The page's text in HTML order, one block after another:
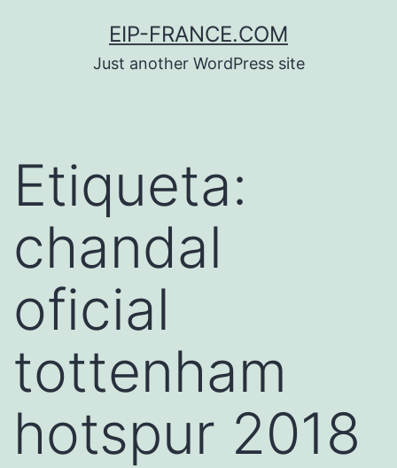
EIP-FRANCE.COM
Just another WordPress site
Etiqueta:
chandal
oficial
tottenham
hotspur 2018